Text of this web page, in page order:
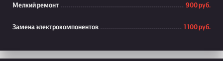
Мелкий ремонт 900 руб.
Замена электрокомпонентов 1 100 руб.